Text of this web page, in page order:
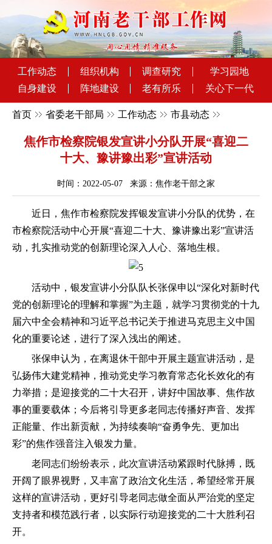
工作动态 组织机构 调查研究
学习园地
自身建设
阵地建设 老有所乐 关心下一代
首页 省委老干部局 工作动态 市县动态
焦作市检察院银发宣讲小分队开展“喜迎二
十大、豫讲豫出彩”宣讲活动
时间：2022-05-07 来源：焦作老干部之家
近日，焦作市检察院发挥银发宣讲小分队的优势，在
市检察院活动中心开展“喜迎二十大、豫讲豫出彩”宣讲活
动，扎实推动党的创新理论深入人心、落地生根。
活动中，银发宣讲小分队队长张保申以“深化对新时代
党的创新理论的理解和掌握”为主题，就学习贯彻党的十九
届六中全会精神和习近平总书记关于推进马克思主义中国
化的重要论述，进行了深入浅出的阐述。
张保申认为，在离退休干部中开展主题宣讲活动，是
弘扬伟大建党精神，推动党史学习教育常态化长效化的有
力举措；是迎接党的二十大召开，讲好中国故事、焦作故
事的重要载体；今后将引导更多老同志传播好声音、发挥
正能量、作出新贡献，为持续奏响“奋勇争先、更加出
彩”的焦作强音注入银发力量。
老同志们纷纷表示，此次宣讲活动紧跟时代脉搏，既
开阔了眼界视野，又丰富了政治文化生活，希望经常开展
这样的宣讲活动，更好引导老同志做全面从严治党的坚定
支持者和模范践行者，以实际行动迎接党的二十大胜利召
开。